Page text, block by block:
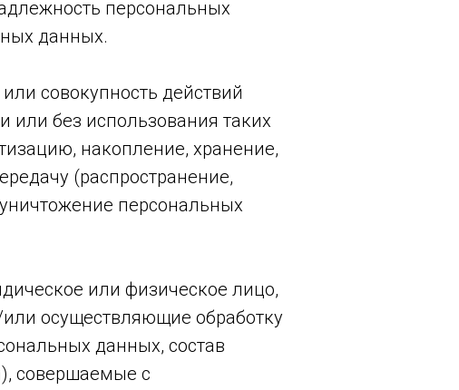
персональных
данных.
совокупность действий
или без использования таких
накопление, хранение,
(распространение,
персональных
или физическое лицо,
осуществляющие обработку
данных, состав
совершаемые с